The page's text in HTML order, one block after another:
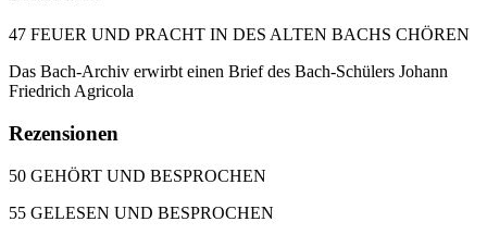
47 FEUER UND PRACHT IN DES ALTEN BACHS CHÖREN
Das Bach-Archiv erwirbt einen Brief des Bach-Schülers Johann
Friedrich Agricola
Rezensionen
50 GEHÖRT UND BESPROCHEN
55 GELESEN UND BESPROCHEN